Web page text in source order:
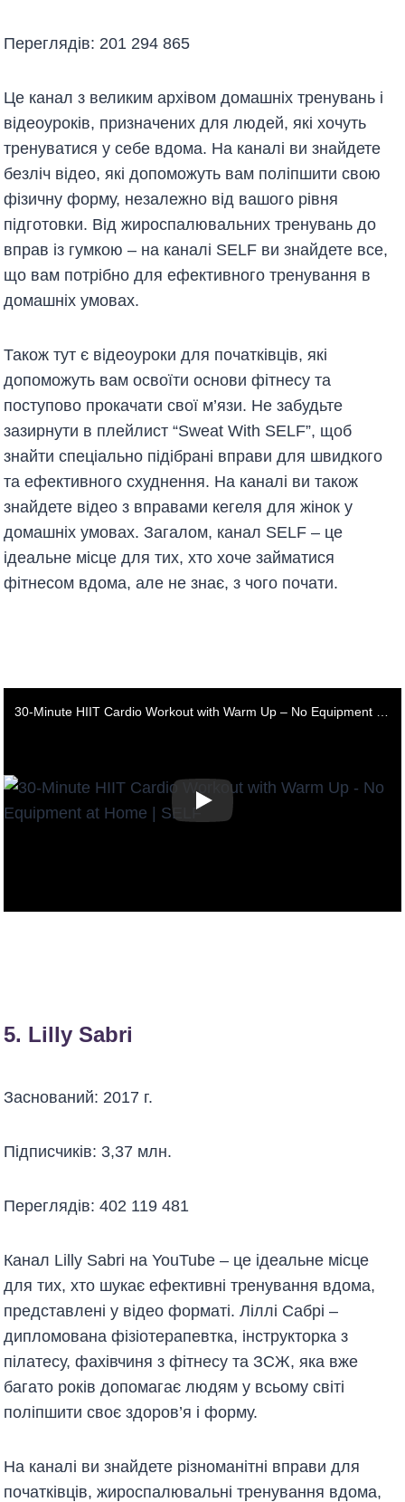
Переглядів: 201 294 865
Це канал з великим архівом домашніх тренувань і
відеоуроків, призначених для людей, які хочуть
тренуватися у себе вдома. На каналі ви знайдете
безліч відео, які допоможуть вам поліпшити свою
фізичну форму, незалежно від вашого рівня
підготовки. Від жироспалювальних тренувань до
вправ із гумкою – на каналі SELF ви знайдете все,
що вам потрібно для ефективного тренування в
домашніх умовах.
Також тут є відеоуроки для початківців, які
допоможуть вам освоїти основи фітнесу та
поступово прокачати свої м’язи. Не забудьте
зазирнути в плейлист “Sweat With SELF”, щоб
знайти спеціально підібрані вправи для швидкого
та ефективного схуднення. На каналі ви також
знайдете відео з вправами кегеля для жінок у
домашніх умовах. Загалом, канал SELF – це
ідеальне місце для тих, хто хоче займатися
фітнесом вдома, але не знає, з чого почати.
5. Lilly Sabri
Заснований: 2017 г.
Підписчиків: 3,37 млн.
Переглядів: 402 119 481
Канал Lilly Sabri на YouTube – це ідеальне місце
для тих, хто шукає ефективні тренування вдома,
представлені у відео форматі. Ліллі Сабрі –
дипломована фізіотерапевтка, інструкторка з
пілатесу, фахівчиня з фітнесу та ЗСЖ, яка вже
багато років допомагає людям у всьому світі
поліпшити своє здоров’я і форму.
На каналі ви знайдете різноманітні вправи для
початківців, жироспалювальні тренування вдома,